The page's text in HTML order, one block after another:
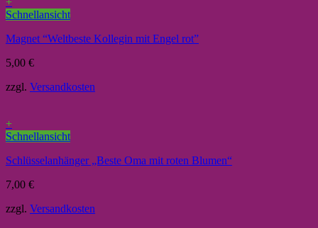
Schnellansicht
Magnet “Weltbeste Kollegin mit Engel rot”
5,00 €
zzgl. Versandkosten
+
Schnellansicht
Schlüsselanhänger „Beste Oma mit roten Blumen“
7,00 €
zzgl. Versandkosten